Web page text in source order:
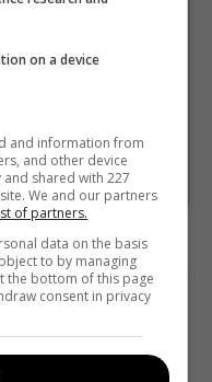
ВЫПУСК
on a device
and information from
and other device
shared with 227
We and our partners
of partners.
data on the basis
to by managing
the bottom of this page
consent in privacy